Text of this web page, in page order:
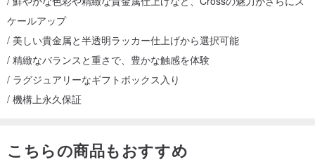
ケールアップ
/ 美しい貴金属と半透明ラッカー仕上げから選択可能
/ 精緻なバランスと重さで、豊かな触感を体験
/ ラグジュアリーなギフトボックス入り
/ 機構上永久保証
こちらの商品もおすすめ